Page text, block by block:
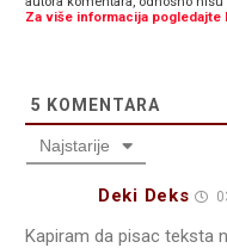
Za više informacija pogledajte
5 KOMENTARA
Najstarije
Deki Deks
Kapiram da pisac teksta